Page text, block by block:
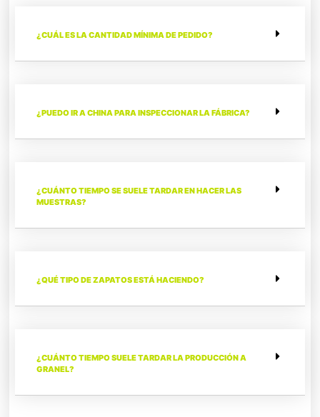
¿CUÁL ES LA CANTIDAD MÍNIMA DE PEDIDO?
¿PUEDO IR A CHINA PARA INSPECCIONAR LA FÁBRICA?
¿CUÁNTO TIEMPO SE SUELE TARDAR EN HACER LAS
MUESTRAS?
¿QUÉ TIPO DE ZAPATOS ESTÁ HACIENDO?
¿CUÁNTO TIEMPO SUELE TARDAR LA PRODUCCIÓN A
GRANEL?